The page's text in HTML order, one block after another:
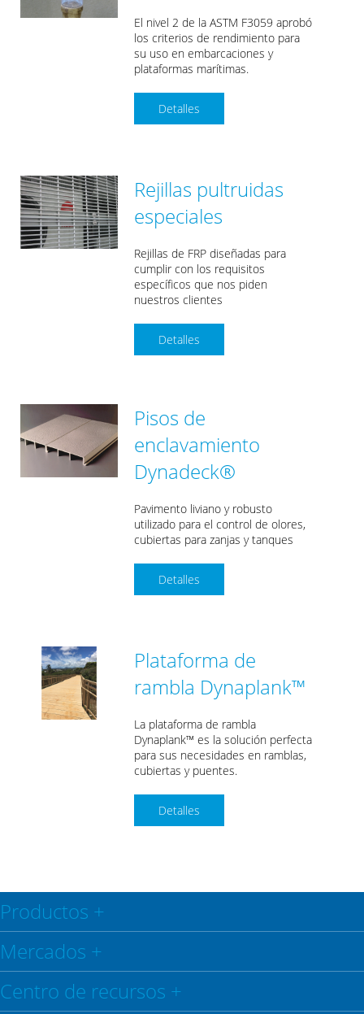
El nivel 2 de la ASTM F3059 aprobó
los criterios de rendimiento para
su uso en embarcaciones y
plataformas marítimas.
Detalles
Rejillas pultruidas
especiales
Rejillas de FRP diseñadas para
cumplir con los requisitos
específicos que nos piden
nuestros clientes
Detalles
Pisos de
enclavamiento
Dynadeck®
Pavimento liviano y robusto
utilizado para el control de olores,
cubiertas para zanjas y tanques
Detalles
Plataforma de
rambla Dynaplank™
La plataforma de rambla
Dynaplank™ es la solución perfecta
para sus necesidades en ramblas,
cubiertas y puentes.
Detalles
Productos +
Mercados +
Centro de recursos +